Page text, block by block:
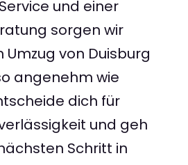
und einer
sorgen wir
von Duisburg
angenehm wie
dich für
und geh
Schritt in